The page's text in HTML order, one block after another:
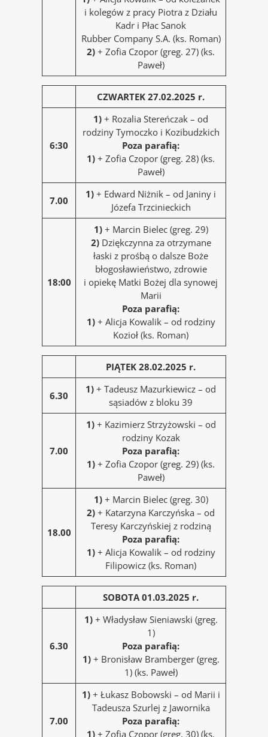
i kolegów z pracy Piotra z Działu
Kadr i Płac Sanok
Rubber Company S.A. (ks. Roman)
2) + Zofia Czopor (greg. 27) (ks.
Paweł)
CZWARTEK 27.02.2025 r.
6:30
1) + Rozalia Stereńczak – od
rodziny Tymoczko i Kozibudzkich
Poza parafią:
1) + Zofia Czopor (greg. 28) (ks.
Paweł)
7.00
1) + Edward Niżnik – od Janiny i
Józefa Trzcinieckich
18:00
1)+ Marcin Bielec (greg. 29)
2)Dziękczynna za otrzymane
łaski z prośbą o dalsze Boże
błogosławieństwo, zdrowie
i opiekę Matki Bożej dla synowej
Marii
Poza parafią:
1) + Alicja Kowalik – od rodziny
Kozioł (ks. Roman)
PIĄTEK 28.02.2025 r.
6.30
1) + Tadeusz Mazurkiewicz – od
sąsiadów z bloku 39
7.00
1)+ Kazimierz Strzyżowski – od
rodziny Kozak
Poza parafią:
1) + Zofia Czopor (greg. 29) (ks.
Paweł)
18.00
1)+ Marcin Bielec (greg. 30)
2) + Katarzyna Karczyńska – od
Teresy Karczyńskiej z rodziną
Poza parafią:
1) + Alicja Kowalik – od rodziny
Filipowicz (ks. Roman)
SOBOTA 01.03.2025 r.
6.30
1)+ Władysław Sieniawski (greg.
1)
Poza parafią:
1) + Bronisław Bramberger (greg.
1) (ks. Paweł)
7.00
1)+ Łukasz Bobowski – od Marii i
Tadeusza Szurlej z Jawornika
Poza parafią:
1) + Zofia Czopor (greg. 30) (ks.